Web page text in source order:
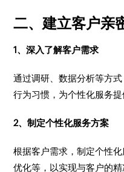
二、建立客户亲
1、深入了解客户需求
通过调研、数据分析等方
行为习惯，为个性化服务提
2、制定个性化服务方案
根据客户需求，制定个性
优化等，以实现与客户的精